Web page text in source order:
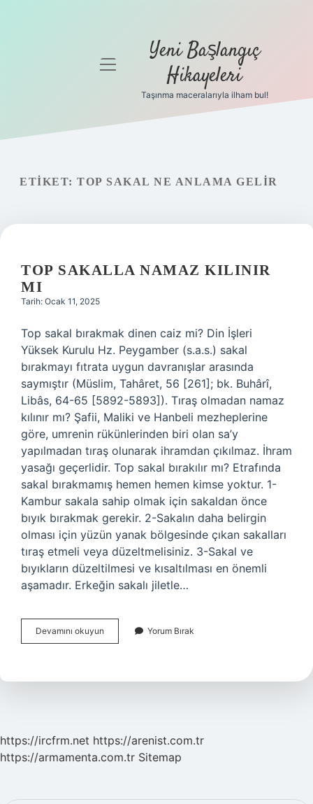
Gizlilik
Yasal Uyarı
Hakkımızda
menüyü
Yeni Başlangıç
Hikayeleri
Taşınma maceralarıyla ilham bul!
ETIKET: TOP SAKAL NE ANLAMA GELIR
TOP SAKALLA NAMAZ KILINIR
MI
Tarih: Ocak 11, 2025
Top sakal bırakmak dinen caiz mi? Din İşleri
Yüksek Kurulu Hz. Peygamber (s.a.s.) sakal
bırakmayı fıtrata uygun davranışlar arasında
saymıştır (Müslim, Tahâret, 56 [261]; bk. Buhârî,
Libâs, 64-65 [5892-5893]). Tıraş olmadan namaz
kılınır mı? Şafii, Maliki ve Hanbeli mezheplerine
göre, umrenin rükünlerinden biri olan sa’y
yapılmadan tıraş olunarak ihramdan çıkılmaz. İhram
yasağı geçerlidir. Top sakal bırakılır mı? Etrafında
sakal bırakmamış hemen hemen kimse yoktur. 1-
Kambur sakala sahip olmak için sakaldan önce
bıyık bırakmak gerekir. 2-Sakalın daha belirgin
olması için yüzün yanak bölgesinde çıkan sakalları
tıraş etmeli veya düzeltmelisiniz. 3-Sakal ve
bıyıkların düzeltilmesi ve kısaltılması en önemli
aşamadır. Erkeğin sakalı jiletle…
Devamını okuyun
Sakalla
Mı
Yorum Bırak
https://ircfrm.net https://arenist.com.tr
https://armamenta.com.tr Sitemap